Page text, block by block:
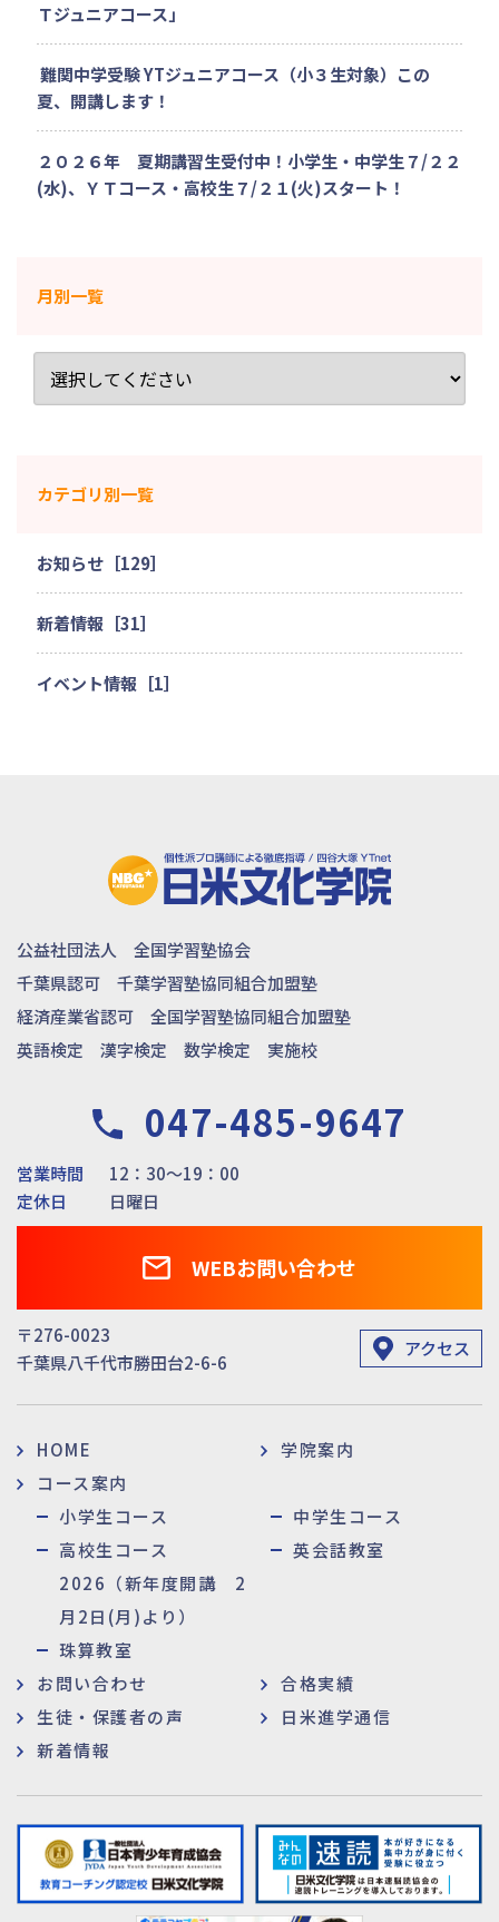
Ｔジュニアコース」
難関中学受験 YTジュニアコース（小３生対象）この
夏、開講します！
２０２６年 夏期講習生受付中！小学生・中学生７/２２
(水)、ＹＴコース・高校生７/２１(火)スタート！
月別一覧
カテゴリ別一覧
お知らせ［129］
新着情報［31］
イベント情報［1］
公益社団法人 全国学習塾協会
千葉県認可 千葉学習塾協同組合加盟塾
経済産業省認可 全国学習塾協同組合加盟塾
英語検定 漢字検定 数学検定 実施校
047-485-9647
営業時間
12：30～19：00
定休日
日曜日
WEBお問い合わせ
〒276-0023
千葉県八千代市勝田台2-6-6
アクセス
HOME
学院案内
コース案内
小学生コース
中学生コース
高校生コース
2026（新年度開講 2
月2日(月)より）
英会話教室
珠算教室
お問い合わせ
合格実績
生徒・保護者の声
日米進学通信
新着情報